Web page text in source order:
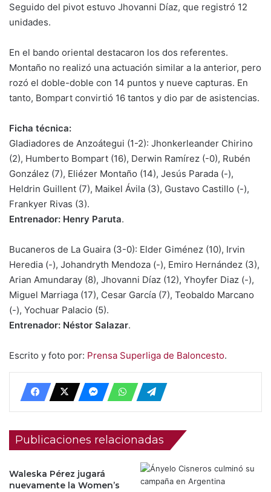
Seguido del pivot estuvo Jhovanni Díaz, que registró 12
unidades.
En el bando oriental destacaron los dos referentes.
Montaño no realizó una actuación similar a la anterior, pero
rozó el doble-doble con 14 puntos y nueve capturas. En
tanto, Bompart convirtió 16 tantos y dio par de asistencias.
Ficha técnica:
Gladiadores de Anzoátegui (1-2): Jhonkerleander Chirino
(2), Humberto Bompart (16), Derwin Ramírez (-0), Rubén
González (7), Eliézer Montaño (14), Jesús Parada (-),
Heldrin Guillent (7), Maikel Ávila (3), Gustavo Castillo (-),
Frankyer Rivas (3).
Entrenador: Henry Paruta.
Bucaneros de La Guaira (3-0): Elder Giménez (10), Irvin
Heredia (-), Johandryth Mendoza (-), Emiro Hernández (3),
Arian Amundaray (8), Jhovanni Díaz (12), Yhoyfer Diaz (-),
Miguel Marriaga (17), Cesar García (7), Teobaldo Marcano
(-), Yochuar Palacio (5).
Entrenador: Néstor Salazar.
Escrito y foto por: Prensa Superliga de Baloncesto.
Publicaciones relacionadas
Waleska Pérez jugará
nuevamente la Women’s